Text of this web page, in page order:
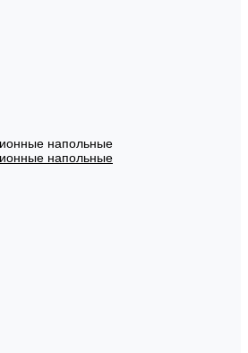
напольные
напольные